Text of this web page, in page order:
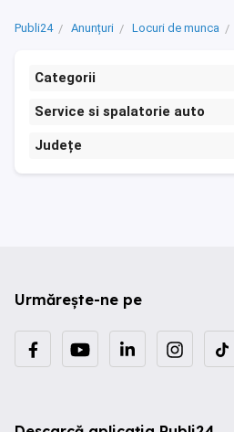
Publi24 Anunțuri Locuri de munca
Categorii
Service si spalatorie auto
Județe
Urmărește-ne pe